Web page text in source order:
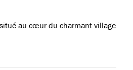
au cœur du charmant village